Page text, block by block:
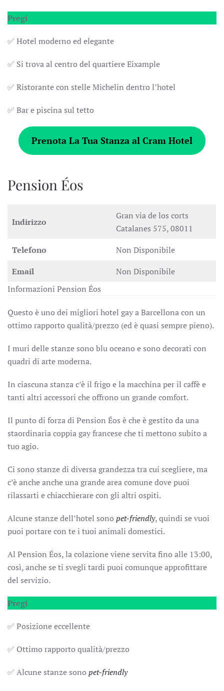
Pregi
✅ Hotel moderno ed elegante
✅ Si trova al centro del quartiere Eixample
✅ Ristorante con stelle Michelin dentro l’hotel
✅ Bar e piscina sul tetto
Prenota La Tua Stanza al Cram Hotel
Pension Éos
Indirizzo
Gran via de los corts
Catalanes 575, 08011
Telefono
Non Disponibile
Email
Non Disponibile
Informazioni Pension Éos
Questo è uno dei migliori hotel gay a Barcellona con un
ottimo rapporto qualità/prezzo (ed è quasi sempre pieno).
I muri delle stanze sono blu oceano e sono decorati con
quadri di arte moderna.
In ciascuna stanza c’è il frigo e la macchina per il caffè e
tanti altri accessori che offrono un grande comfort.
Il punto di forza di Pension Éos è che è gestito da una
staordinaria coppia gay francese che ti mettono subito a
tuo agio.
Ci sono stanze di diversa grandezza tra cui scegliere, ma
c’è anche anche una grande area comune dove puoi
rilassarti e chiacchierare con gli altri ospiti.
Alcune stanze dell’hotel sono pet-friendly, quindi se vuoi
puoi portare con te i tuoi animali domestici.
Al Pension Éos, la colazione viene servita fino alle 13:00,
così, anche se ti svegli tardi puoi comunque approfittare
del servizio.
Pregi
✅ Posizione eccellente
✅ Ottimo rapporto qualità/prezzo
✅ Alcune stanze sono pet-friendly